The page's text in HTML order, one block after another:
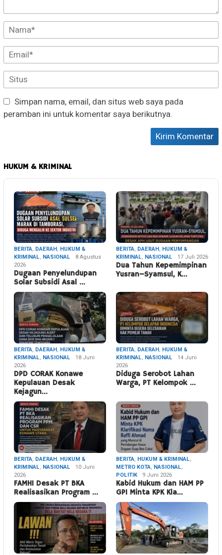
Simpan nama, email, dan situs web saya pada
peramban ini untuk komentar saya berikutnya.
HUKUM & KRIMINAL
BERITA, DAERAH, HUKUM &
KRIMINAL, NASIONAL
8 Agustus
2026
Dugaan Penyelundupan
Solar Subsidi Asal …
BERITA, DAERAH, HUKUM &
KRIMINAL, NASIONAL 17 Juli 2026
Dua Tahun Kepemimpinan
Yusran–Syamsul, K…
BERITA, DAERAH, HUKUM &
KRIMINAL, NASIONAL
18 Juni
2026
DPD CORAK Konawe
Kepulauan Desak
Kejagun…
BERITA, DAERAH, HUKUM &
KRIMINAL, NASIONAL
14 Juni
2026
Diduga Serobot Lahan
Warga, PT Kelompok …
BERITA, DAERAH, HUKUM &
KRIMINAL, NASIONAL
10 Juni
2026
FAMHI Desak PT BKA
Realisasikan Program …
BERITA, HUKUM & KRIMINAL,
METRO KOTA, NASIONAL,
POLITIK
9 Juni 2026
Kabid Hukum dan HAM PP
GPI Minta KPK Kla…